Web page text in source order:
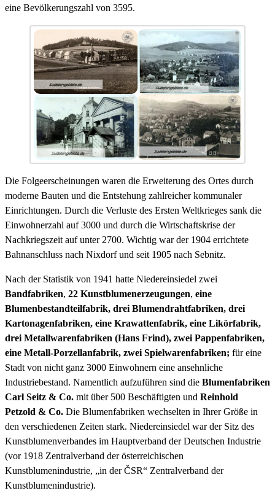
eine Bevölkerungszahl von 3595.
Die Folgeerscheinungen waren die Erweiterung des Ortes durch
moderne Bauten und die Entstehung zahlreicher kommunaler
Einrichtungen. Durch die Verluste des Ersten Weltkrieges sank die
Einwohnerzahl auf 3000 und durch die Wirtschaftskrise der
Nachkriegszeit auf unter 2700. Wichtig war der 1904 errichtete
Bahnanschluss nach Nixdorf und seit 1905 nach Sebnitz.
Nach der Statistik von 1941 hatte Niedereinsiedel zwei
Bandfabriken, 22 Kunstblumenerzeugungen, eine
Blumenbestandteilfabrik, drei Blumendrahtfabriken, drei
Kartonagenfabriken, eine Krawattenfabrik, eine Likörfabrik,
drei Metallwarenfabriken (Hans Frind), zwei Pappenfabriken,
eine Metall-Porzellanfabrik, zwei Spielwarenfabriken; für eine
Stadt von nicht ganz 3000 Einwohnern eine ansehnliche
Industriebestand. Namentlich aufzuführen sind die Blumenfabriken
Carl Seitz & Co. mit über 500 Beschäftigten und Reinhold
Petzold & Co. Die Blumenfabriken wechselten in Ihrer Größe in
den verschiedenen Zeiten stark. Niedereinsiedel war der Sitz des
Kunstblumenverbandes im Hauptverband der Deutschen Industrie
(vor 1918 Zentralverband der österreichischen
Kunstblumenindustrie, „in der ČSR“ Zentralverband der
Kunstblumenindustrie).